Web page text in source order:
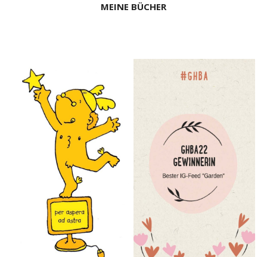
MEINE BÜCHER